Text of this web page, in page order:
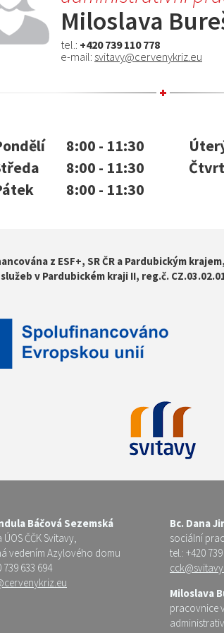
Miloslava
tel.: +420 739 110 778
e-mail: svitavy@cervenykriz.eu
8:00 - 11:30
8:00 - 11:30
8:00 - 11:30
z ESF+, SR ČR a Pardubickým
služeb v Pardubickém kraji II, reg.č.
Báčová Sezemská
ČČK Svitavy,
vedením Azylového domu
739 633 694
Bc. Dana
sociální
tel.: +420
Miloslava
pracovnice